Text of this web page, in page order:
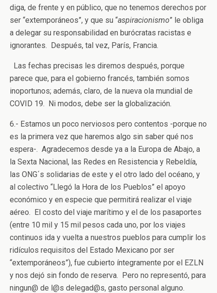
diga, de frente y en público, que no tenemos derechos por
ser “extemporáneos”, y que su “aspiracionismo” le obliga
a delegar su responsabilidad en burócratas racistas e
ignorantes. Después, tal vez, París, Francia.
Las fechas precisas les diremos después, porque
parece que, para el gobierno francés, también somos
inoportunos; además, claro, de la nueva ola mundial de
COVID 19. Ni modos, debe ser la globalización.
6.- Estamos un poco nerviosos pero contentos -porque no
es la primera vez que haremos algo sin saber qué nos
espera-. Agradecemos desde ya a la Europa de Abajo, a
la Sexta Nacional, las Redes en Resistencia y Rebeldía,
las ONG´s solidarias de este y el otro lado del océano, y
al colectivo “Llegó la Hora de los Pueblos” el apoyo
económico y en especie que permitirá realizar el viaje
aéreo. El costo del viaje marítimo y el de los pasaportes
(entre 10 mil y 15 mil pesos cada uno, por los viajes
continuos ida y vuelta a nuestros pueblos para cumplir los
ridículos requisitos del Estado Mexicano por ser
“extemporáneos”), fue cubierto íntegramente por el EZLN
y nos dejó sin fondo de reserva. Pero no representó, para
ningun@ de l@s delegad@s, gasto personal alguno.